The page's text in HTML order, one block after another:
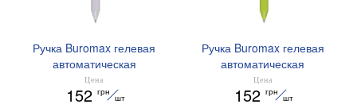
Ручка Buromax гелевая
автоматическая
PRESTIGE SILVER 0,5 мм
синие чернила BM.83102
Цена
152 грн
шт
Ручка Buromax гелевая
автоматическая
PRESTIGE GOLD 0,5 мм
синие чернила BM.83101
Цена
152 грн
шт